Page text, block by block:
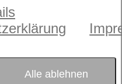
Alle ablehnen